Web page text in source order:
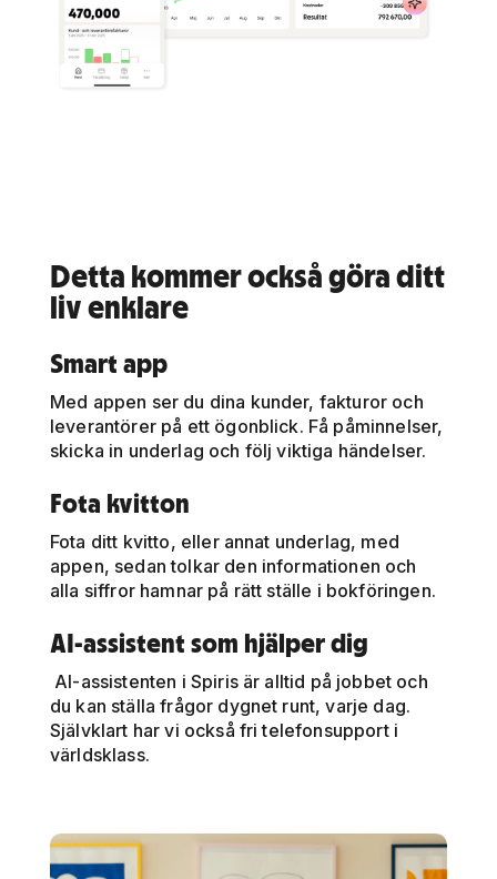
Detta kommer också göra ditt
liv enklare
Smart app
Med appen ser du dina kunder, fakturor och
leverantörer på ett ögonblick. Få påminnelser,
skicka in underlag och följ viktiga händelser.
Fota kvitton
Fota ditt kvitto, eller annat underlag, med
appen, sedan tolkar den informationen och
alla siffror hamnar på rätt ställe i bokföringen.
AI-assistent som hjälper dig
AI-assistenten i Spiris är alltid på jobbet och
du kan ställa frågor dygnet runt, varje dag.
Självklart har vi också fri telefonsupport i
världsklass.